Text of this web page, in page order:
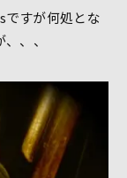
すが何処とな
、、